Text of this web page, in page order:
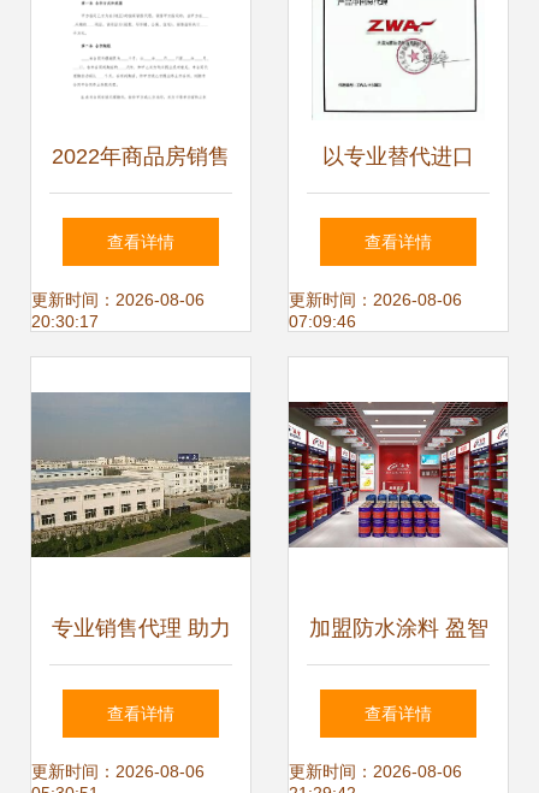
2022年商品房销售
代理合同范本（律
师修订）
查看详情
更新时间：2026-08-06
20:30:17
以专业替代进口
——探访邢台沃克
比中国总代理的销
查看详情
更新时间：2026-08-06
07:09:46
专业销售代理 助力
企业拓展市场的桥
梁与引擎
查看详情
更新时间：2026-08-06
加盟防水涂料 盈智
防水加盟首选图片,
加盟防水涂料 盈智
查看详情
更新时间：2026-08-06